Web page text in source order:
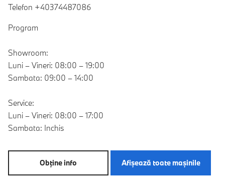
Telefon +40374487086
Program
Showroom:
Luni – Vineri: 08:00 – 19:00
Sambata: 09:00 – 14:00
Service:
Luni – Vineri: 08:00 – 17:00
Sambata: Inchis
Obţine info Afişează toate maşinile